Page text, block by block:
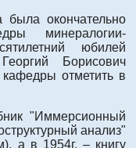
окончательно
минералогии-
юбилей
Борисович
кафедры отметить в
"Иммерсионный
анализ"
а в 1954г. – книгу